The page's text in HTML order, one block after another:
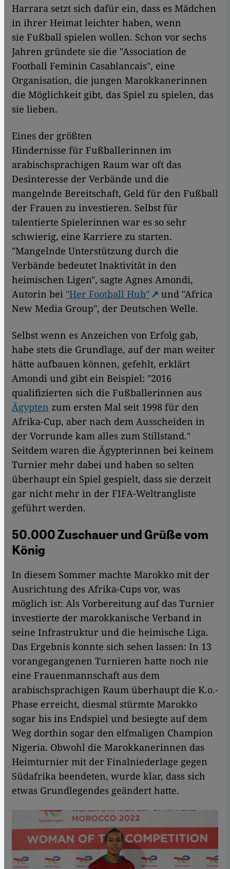
Harrara setzt sich dafür ein, dass es Mädchen
in ihrer Heimat leichter haben, wenn
sie Fußball spielen wollen. Schon vor sechs
Jahren gründete sie die "Association de
Football Feminin Casablancais", eine
Organisation, die jungen Marokkanerinnen
die Möglichkeit gibt, das Spiel zu spielen, das
sie lieben.
Eines der größten
Hindernisse für Fußballerinnen im
arabischsprachigen Raum war oft das
Desinteresse der Verbände und die
mangelnde Bereitschaft, Geld für den Fußball
der Frauen zu investieren. Selbst für
talentierte Spielerinnen war es so sehr
schwierig, eine Karriere zu starten.
"Mangelnde Unterstützung durch die
Verbände bedeutet Inaktivität in den
heimischen Ligen", sagte Agnes Amondi,
Autorin bei "Her Football Hub"
und "Africa
New Media Group", der Deutschen Welle.
Selbst wenn es Anzeichen von Erfolg gab,
habe stets die Grundlage, auf der man weiter
hätte aufbauen können, gefehlt, erklärt
Amondi und gibt ein Beispiel: "2016
qualifizierten sich die Fußballerinnen aus
Ägypten zum ersten Mal seit 1998 für den
Afrika-Cup, aber nach dem Ausscheiden in
der Vorrunde kam alles zum Stillstand."
Seitdem waren die Ägypterinnen bei keinem
Turnier mehr dabei und haben so selten
überhaupt ein Spiel gespielt, dass sie derzeit
gar nicht mehr in der FIFA-Weltrangliste
geführt werden.
50.000 Zuschauer und Grüße vom
König
In diesem Sommer machte Marokko mit der
Ausrichtung des Afrika-Cups vor, was
möglich ist: Als Vorbereitung auf das Turnier
investierte der marokkanische Verband in
seine Infrastruktur und die heimische Liga.
Das Ergebnis konnte sich sehen lassen: In 13
vorangegangenen Turnieren hatte noch nie
eine Frauenmannschaft aus dem
arabischsprachigen Raum überhaupt die K.o.-
Phase erreicht, diesmal stürmte Marokko
sogar bis ins Endspiel und besiegte auf dem
Weg dorthin sogar den elfmaligen Champion
Nigeria. Obwohl die Marokkanerinnen das
Heimturnier mit der Finalniederlage gegen
Südafrika beendeten, wurde klar, dass sich
etwas Grundlegendes geändert hatte.